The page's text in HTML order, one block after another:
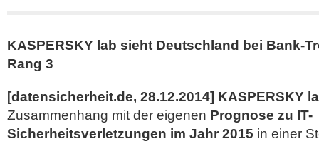
KASPERSKY lab sieht Deutschland bei Bank-
Rang 3
[datensicherheit.de, 28.12.2014] KASPERSKY
Zusammenhang mit der eigenen Prognose zu IT-
Sicherheitsverletzungen im Jahr 2015 in einer